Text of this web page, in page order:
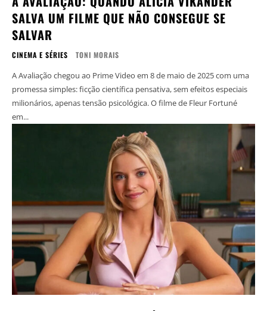
SALVA UM FILME QUE NÃO CONSEGUE SE
SALVAR
CINEMA E SÉRIES TONI MORAIS
A Avaliação chegou ao Prime Video em 8 de maio de 2025 com uma
promessa simples: ficção científica pensativa, sem efeitos especiais
milionários, apenas tensão psicológica. O filme de Fleur Fortuné
em...